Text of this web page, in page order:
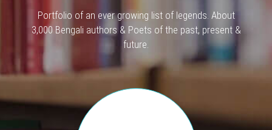
Portfolio of an ever growing list of legends. About
3,000 Bengali authors & Poets of the past, present &
future.